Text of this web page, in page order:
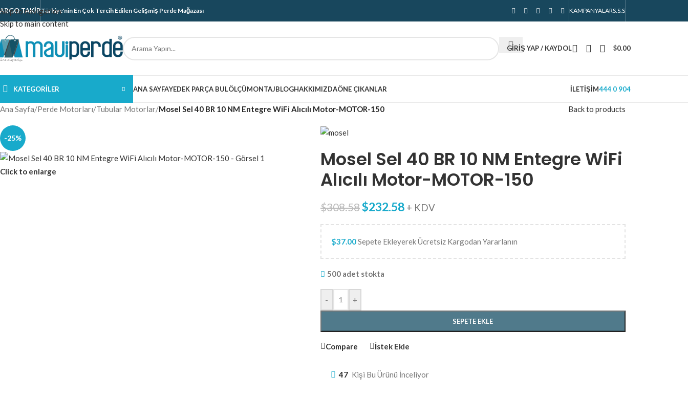
Skip to navigation
Skip to main content
TAKIPTürkiye'nin En Çok Tercih Edilen Gelişmiş Perde Mağazası KAMPANYALARS.S.S
GIRIŞ YAP / KAYDOL $0.00
KATEGORILER ANA SAYFAYEDEK PARÇA BULÖLÇÜMONTAJBLOGHAKKIMIZDAÖNE ÇIKANLAR İLETIŞIM444 0 904
Ana Sayfa/Perde Motorları/Tubular Motorlar/Mosel Sel 40 BR 10 NM Entegre WiFi Alıcılı Motor-MOTOR-150 Back to products
-25%
Click to enlarge
Mosel Sel 40 BR 10 NM Entegre WiFi
Alıcılı Motor-MOTOR-150
$308.58$232.58 + KDV
$37.00Sepete Ekleyerek Ücretsiz Kargodan Yararlanın
500 adet stokta
- +
SEPETE EKLE
Compare İstek Ekle
47 Kişi Bu Ürünü İnceliyor